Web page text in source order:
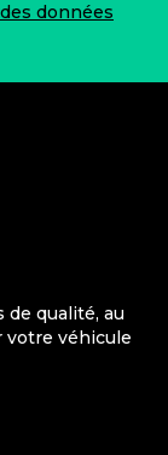
données
de qualité, au
votre véhicule